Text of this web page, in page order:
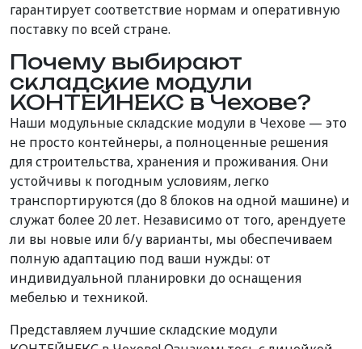
гарантирует соответствие нормам и оперативную
поставку по всей стране.
Почему выбирают
складские модули
КОНТЕЙНЕКС в Чехове?
Наши модульные складские модули в Чехове — это
не просто контейнеры, а полноценные решения
для строительства, хранения и проживания. Они
устойчивы к погодным условиям, легко
транспортируются (до 8 блоков на одной машине) и
служат более 20 лет. Независимо от того, арендуете
ли вы новые или б/у варианты, мы обеспечиваем
полную адаптацию под ваши нужды: от
индивидуальной планировки до оснащения
мебелью и техникой.
Представляем лучшие складские модули